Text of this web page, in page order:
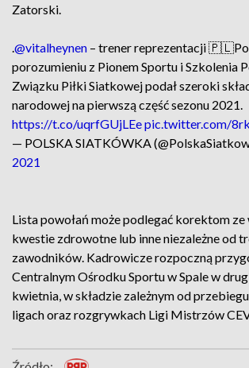
Zatorski.
.@vitalheynen – trener reprezentacji
porozumieniu z Pionem Sportu i Szkolenia
Związku Piłki Siatkowej podał szeroki
narodowej na pierwszą część sezonu 2021.
https://t.co/uqrfGUjLEepic.twitter.com/
— POLSKA SIATKÓWKA
2021
Lista powołań może podlegać korektom ze
kwestie zdrowotne lub inne niezależne od
zawodników. Kadrowicze rozpoczną
Centralnym Ośrodku Sportu w Spale w
kwietnia, w składzie zależnym od
ligach oraz rozgrywkach Ligi Mistrzów